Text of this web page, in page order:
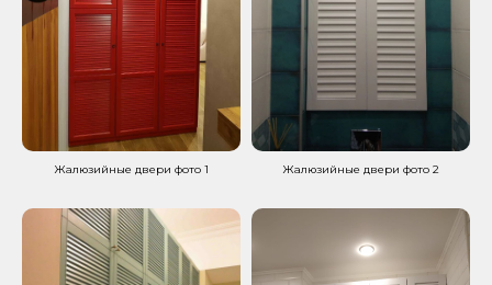
Жалюзийные двери фото 1 Жалюзийные двери фото 2